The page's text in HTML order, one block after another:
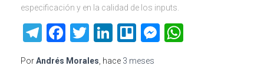
especificación y en la calidad de los inputs.
Telegram
Facebook
Twitter
LinkedIn
TrelloMessenger
PorAndrés Morales , hace 3 meses